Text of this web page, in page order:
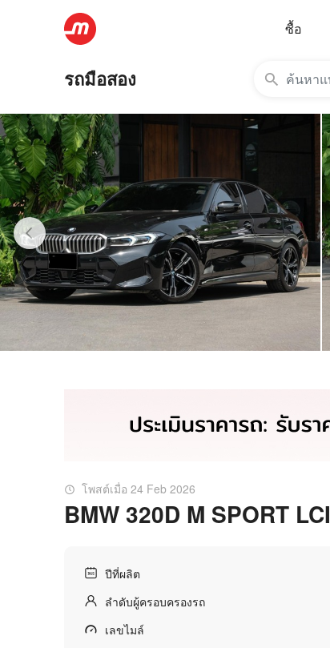
ซื้อ
รถมือสอง
โพสต์เมื่อ 24 Feb 2026
BMW 320D M SPORT LCI
ปีที่ผลิต
ลำดับผู้ครอบครองรถ
เลขไมล์